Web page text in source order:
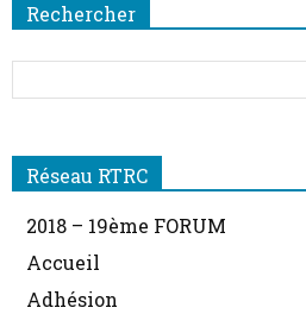
Rechercher
Réseau RTRC
2018 – 19ème FORUM
Accueil
Adhésion